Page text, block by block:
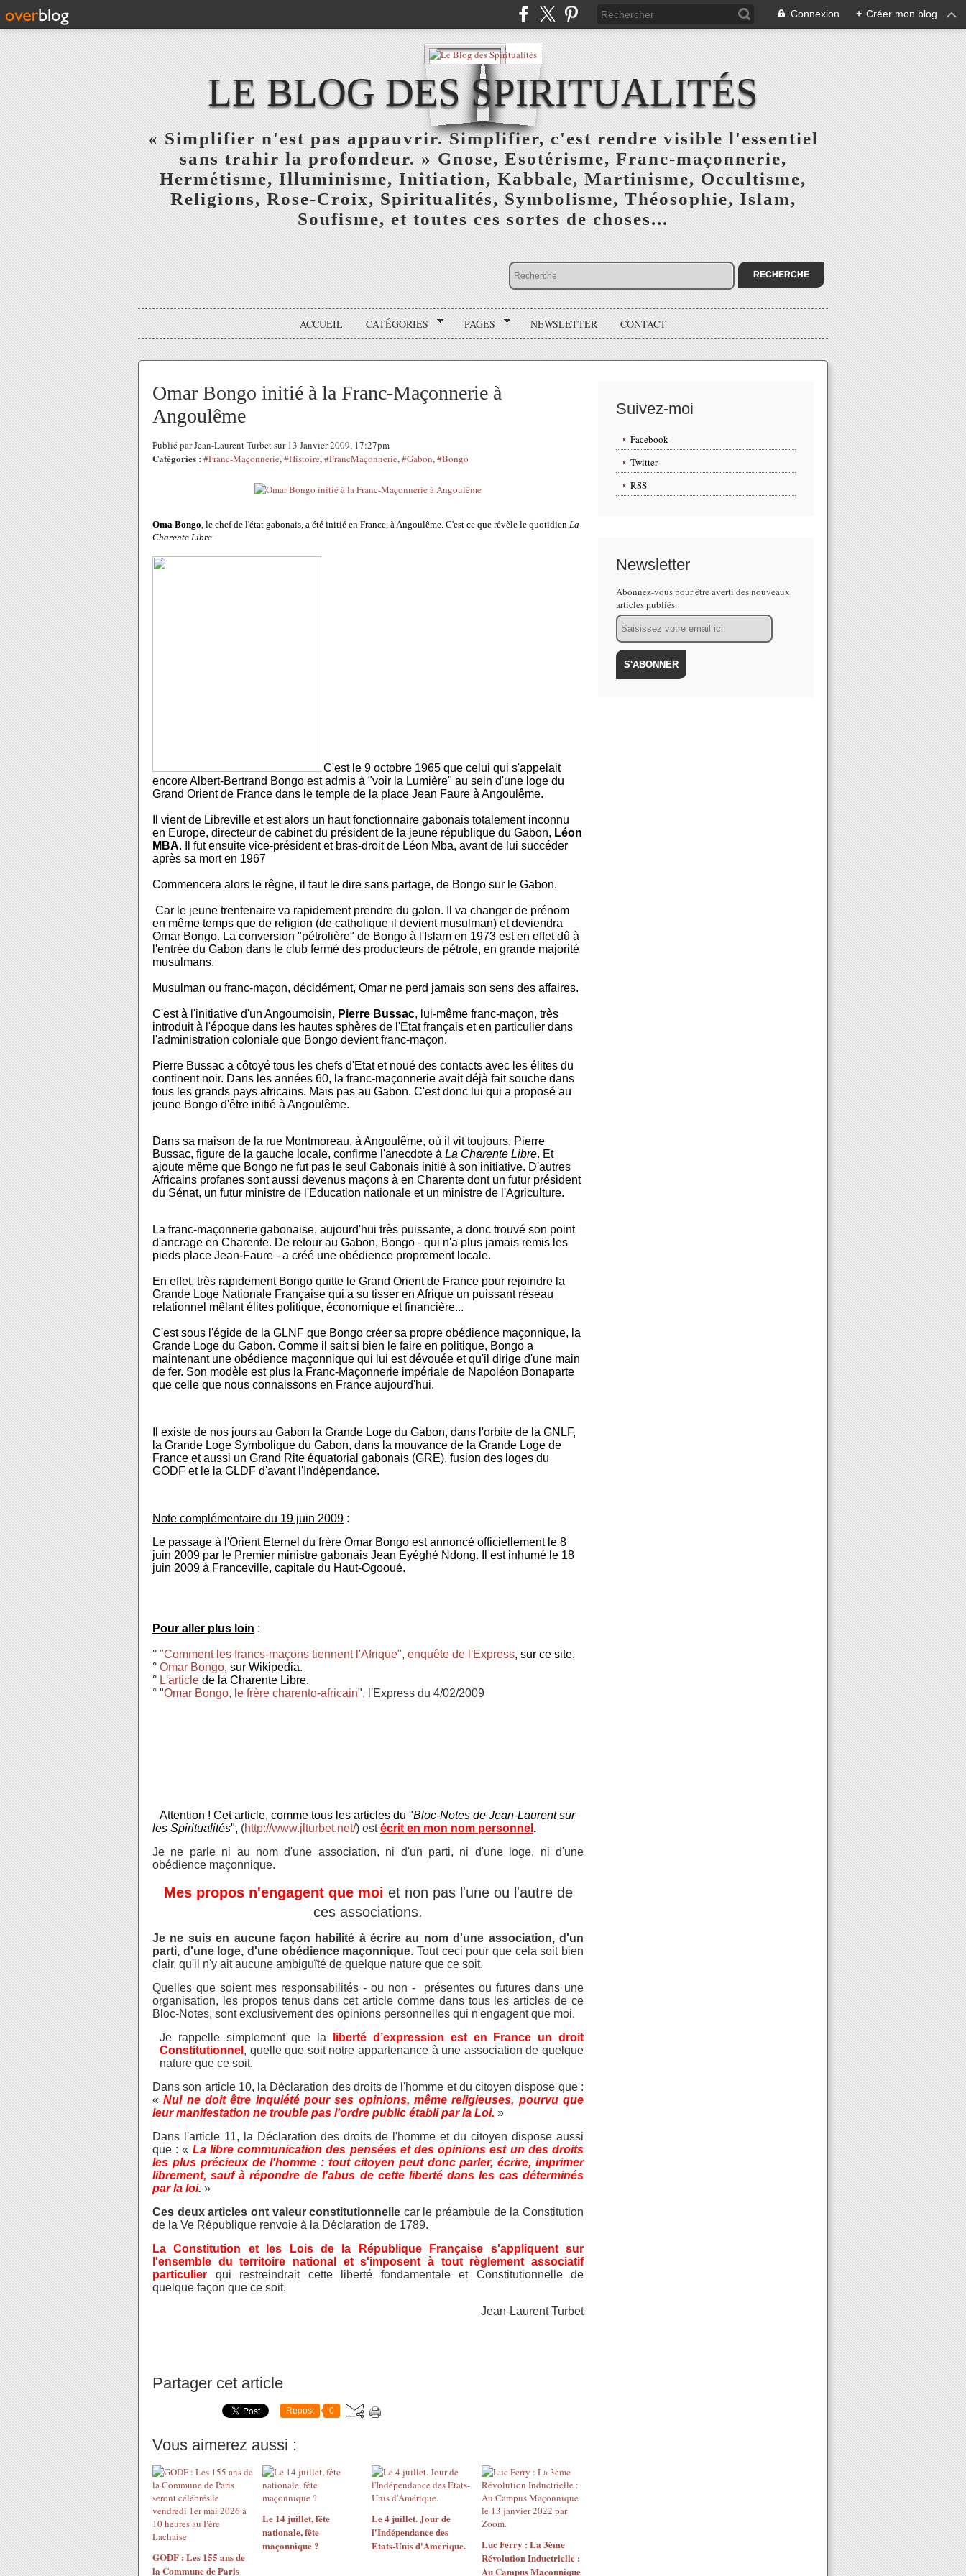
Connexion + Créer mon blog
LE BLOG DES SPIRITUALITÉS
« Simplifier n'est pas appauvrir. Simplifier, c'est rendre visible l'essentiel
sans trahir la profondeur. » Gnose, Esotérisme, Franc-maçonnerie,
Hermétisme, Illuminisme, Initiation, Kabbale, Martinisme, Occultisme,
Religions, Rose-Croix, Spiritualités, Symbolisme, Théosophie, Islam,
Soufisme, et toutes ces sortes de choses...
ACCUEIL CATÉGORIES PAGES NEWSLETTER CONTACT
Omar Bongo initié à la Franc-Maçonnerie à
Angoulême
Publié par Jean-Laurent Turbet sur 13 Janvier 2009, 17:27pm
Catégories : #Franc-Maçonnerie,#Histoire,#FrancMaçonnerie,#Gabon,#Bongo
Oma Bongo, le chef de l'état gabonais, a été initié en France, à Angoulême. C'est ce que révèle le quotidien La
Charente Libre.
C'est le 9 octobre 1965 que celui qui s'appelait
encore Albert-Bertrand Bongo est admis à "voir la Lumière" au sein d'une loge du
Grand Orient de France dans le temple de la place Jean Faure à Angoulême.
Il vient de Libreville et est alors un haut fonctionnaire gabonais totalement inconnu
en Europe, directeur de cabinet du président de la jeune république du Gabon, Léon
MBA.
Il fut ensuite vice-président et bras-droit de Léon Mba, avant de lui succéder
après sa mort en 1967
Commencera alors le rêgne, il faut le dire sans partage, de Bongo sur le Gabon.
Car le jeune trentenaire va rapidement prendre du galon. Il va changer de prénom
en même temps que de religion (de catholique il devient musulman) et deviendra
Omar Bongo. La conversion "pétrolière" de Bongo à l'Islam en 1973 est en effet dû à
l'entrée du Gabon dans le club fermé des producteurs de pétrole, en grande majorité
musulmans.
Musulman ou franc-maçon, décidément, Omar ne perd jamais son sens des affaires.
C'est à l'initiative d'un Angoumoisin, Pierre Bussac, lui-même franc-maçon, très
introduit à l'époque dans les hautes sphères de l'Etat français et en particulier dans
l'administration coloniale que Bongo devient franc-maçon.
Pierre Bussac a côtoyé tous les chefs d'Etat et noué des contacts avec les élites du
continent noir. Dans les années 60, la franc-maçonnerie avait déjà fait souche dans
tous les grands pays africains. Mais pas au Gabon. C'est donc lui qui a proposé au
jeune Bongo d'être initié à Angoulême.
Dans sa maison de la rue Montmoreau, à Angoulême, où il vit toujours, Pierre
Bussac, figure de la gauche locale, confirme l'anecdote à La Charente Libre. Et
ajoute même que Bongo ne fut pas le seul Gabonais initié à son initiative. D'autres
Africains profanes sont aussi devenus maçons à en Charente dont un futur président
du Sénat, un futur ministre de l'Education nationale et un ministre de l'Agriculture.
La franc-maçonnerie gabonaise, aujourd'hui très puissante, a donc trouvé son point
d'ancrage en Charente. De retour au Gabon, Bongo - qui n'a plus jamais remis les
pieds place Jean-Faure - a créé une obédience proprement locale.
En effet, très rapidement Bongo quitte le Grand Orient de France pour rejoindre la
Grande Loge Nationale Française qui a su tisser en Afrique un puissant réseau
relationnel mêlant élites politique, économique et financière...
C'est sous l'égide de la GLNF que Bongo créer sa propre obédience maçonnique, la
Grande Loge du Gabon. Comme il sait si bien le faire en politique, Bongo a
maintenant une obédience maçonnique qui lui est dévouée et qu'il dirige d'une main
de fer. Son modèle est plus la Franc-Maçonnerie impériale de Napoléon Bonaparte
que celle que nous connaissons en France aujourd'hui.
Il existe de nos jours au Gabon la Grande Loge du Gabon, dans l'orbite de la GNLF,
la Grande Loge Symbolique du Gabon, dans la mouvance de la Grande Loge de
France et aussi un Grand Rite équatorial gabonais (GRE), fusion des loges du
GODF et le la GLDF d'avant l'Indépendance.
Note complémentaire du 19 juin 2009 :
Le passage à l'Orient Eternel du frère Omar Bongo est annoncé officiellement le 8
juin 2009 par le Premier ministre gabonais Jean Eyéghé Ndong. Il est inhumé le 18
juin 2009 à Franceville, capitale du Haut-Ogooué.
Pour aller plus loin :
° "Comment les francs-maçons tiennent l'Afrique", enquête de l'Express, sur ce site.
° Omar Bongo, sur Wikipedia.
° L'article de la Charente Libre.
° "Omar Bongo, le frère charento-africain", l'Express du 4/02/2009
Attention ! Cet article, comme tous les articles du "Bloc-Notes de Jean-Laurent sur
les Spiritualités", (http://www.jlturbet.net/) estécrit en mon nom personnel .
Je ne parle ni au nom d'une association, ni d'un parti, ni d'une loge, ni d'une
obédience maçonnique.
Mes propos n'engagent que moi et non pas l'une ou l'autre de
ces associations.
Je ne suis en aucune façon habilité à écrire au nom d'une association, d'un
parti, d'une loge, d'une obédience maçonnique.Tout ceci pour que cela soit bien
clair, qu'il n'y ait aucune ambiguïté de quelque nature que ce soit.
Quelles que soient mes responsabilités - ou non - présentes ou futures dans une
organisation, les propos tenus dans cet article comme dans tous les articles de ce
Bloc-Notes, sont exclusivement des opinions personnelles qui n'engagent que moi.
Je rappelle simplement que la
liberté d’expression est en France un droit
Constitutionnel , quelle que soit notre appartenance à une association de quelque
nature que ce soit.
Dans son article 10, la Déclaration des droits de l'homme et du citoyen dispose que :
«Nul ne doit être inquiété pour ses opinions, même religieuses, pourvu que
leur manifestation ne trouble pas l'ordre public établi par la Loi. »
Dans l'article 11, la Déclaration des droits de l'homme et du citoyen dispose aussi
que : « La libre communication des pensées et des opinions est un des droits
les plus précieux de l'homme : tout citoyen peut donc parler, écrire, imprimer
librement, sauf à répondre de l'abus de cette liberté dans les cas déterminés
par la loi. »
Ces deux articles ont valeur constitutionnelle car le préambule de la Constitution
de la Ve République renvoie à la Déclaration de 1789.
La Constitution et les Lois de la République Française s'appliquent sur
l'ensemble du territoire national et s'imposent à tout règlement associatif
particulier qui restreindrait cette liberté fondamentale et Constitutionnelle de
quelque façon que ce soit.
Jean-Laurent Turbet
Partager cet article
Repost 0
Vous aimerez aussi :
GODF : Les 155 ans de
la Commune de Paris
Le 14 juillet, fête
nationale, fête
maçonnique ?
Le 4 juillet. Jour de
l'Indépendance des
Etats-Unis d'Amérique.
Luc Ferry : La 3ème
Révolution Inductrielle :
Au Campus Maçonnique
Suivez-moi
Facebook
Twitter
RSS
Newsletter
Abonnez-vous pour être averti des nouveaux
articles publiés.
Email